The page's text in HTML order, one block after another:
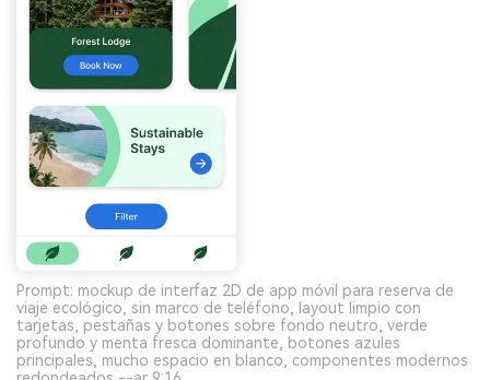
Prompt: mockup de interfaz 2D de app móvil para reserva de
viaje ecológico, sin marco de teléfono, layout limpio con
tarjetas, pestañas y botones sobre fondo neutro, verde
profundo y menta fresca dominante, botones azules
principales, mucho espacio en blanco, componentes modernos